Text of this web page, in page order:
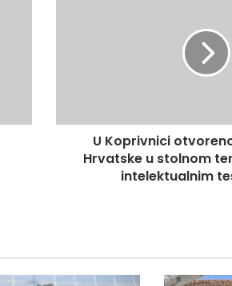
U Koprivnici
Hrvatske u stolnom
intelektualnim